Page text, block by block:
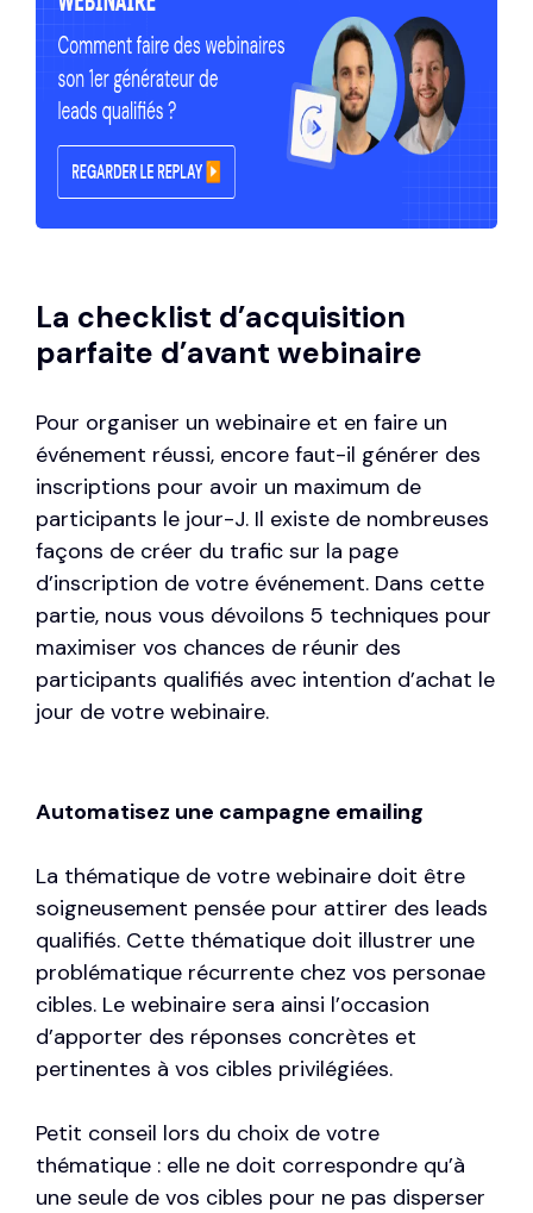
La checklist d’acquisition
parfaite d’avant webinaire
Pour organiser un webinaire et en faire un
événement réussi, encore faut-il générer des
inscriptions pour avoir un maximum de
participants le jour-J. Il existe de nombreuses
façons de créer du trafic sur la page
d’inscription de votre événement. Dans cette
partie, nous vous dévoilons 5 techniques pour
maximiser vos chances de réunir des
participants qualifiés avec intention d’achat le
jour de votre webinaire.
Automatisez une campagne emailing
La thématique de votre webinaire doit être
soigneusement pensée pour attirer des leads
qualifiés. Cette thématique doit illustrer une
problématique récurrente chez vos personae
cibles. Le webinaire sera ainsi l’occasion
d’apporter des réponses concrètes et
pertinentes à vos cibles privilégiées.
Petit conseil lors du choix de votre
thématique : elle ne doit correspondre qu’à
une seule de vos cibles pour ne pas disperser